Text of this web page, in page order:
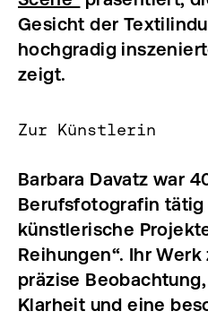
Gesicht der
hochgradig
zeigt.
Zur Künstlerin
Barbara Davatz war
Berufsfotografin
künstlerische
Reihungen“. Ihr
präzise
Klarheit und eine